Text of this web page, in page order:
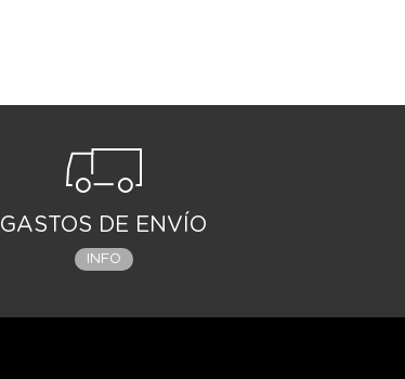
GASTOS DE ENVÍO
INFO